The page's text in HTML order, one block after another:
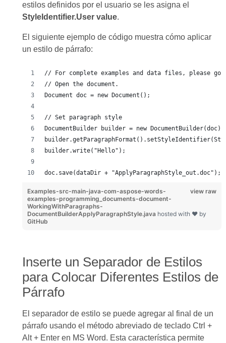
estilos definidos por el usuario se les asigna el
StyleIdentifier.User value.
El siguiente ejemplo de código muestra cómo aplicar
un estilo de párrafo:
// For complete examples and data files, please go
// Open the document.
Document doc = new Document();
// Set paragraph style
DocumentBuilder builder = new DocumentBuilder(doc);
builder.write("Hello");
doc.save(dataDir + "ApplyParagraphStyle_out.doc");
view raw
Examples-src-main-java-com-aspose-words-
examples-programming_documents-document-
WorkingWithParagraphs-
DocumentBuilderApplyParagraphStyle.java hosted with ❤ by
GitHub
Inserte un Separador de Estilos
para Colocar Diferentes Estilos de
Párrafo
El separador de estilo se puede agregar al final de un
párrafo usando el método abreviado de teclado Ctrl +
Alt + Enter en MS Word. Esta característica permite